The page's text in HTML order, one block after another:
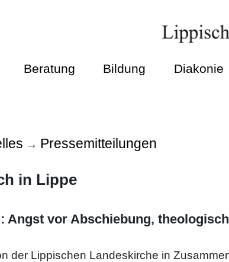
Beratung Bildung Diakonie
→ Pressemitteilungen
in Lippe
Angst vor Abschiebung,
der Lippischen Landeskirche in